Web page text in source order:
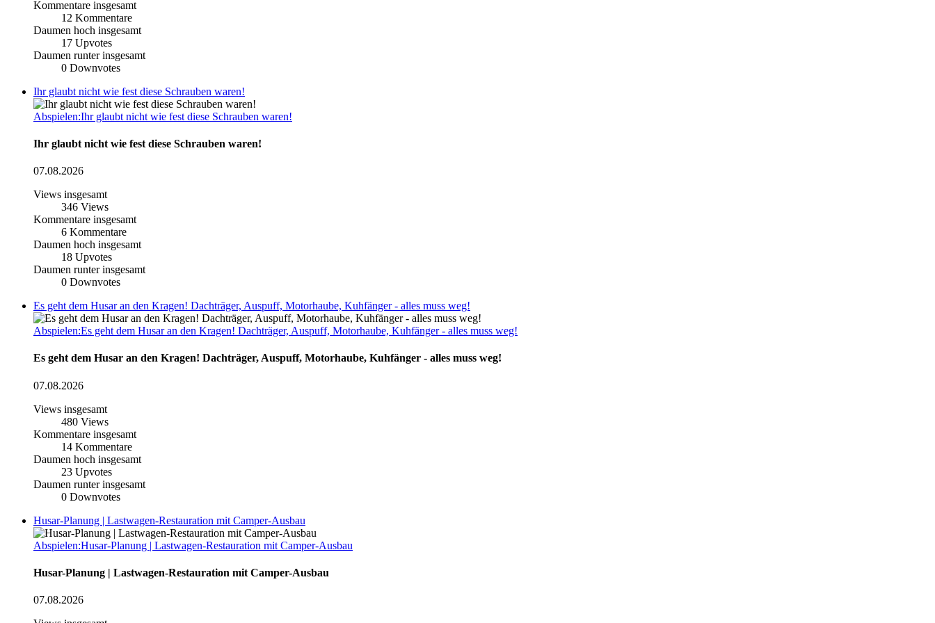
Kommentare insgesamt
12 Kommentare
Daumen hoch insgesamt
17 Upvotes
Daumen runter insgesamt
0 Downvotes
Ihr glaubt nicht wie fest diese Schrauben waren!
Abspielen:Ihr glaubt nicht wie fest diese Schrauben waren!
Ihr glaubt nicht wie fest diese Schrauben waren!
07.08.2026
Views insgesamt
346 Views
Kommentare insgesamt
6 Kommentare
Daumen hoch insgesamt
18 Upvotes
Daumen runter insgesamt
0 Downvotes
Es geht dem Husar an den Kragen! Dachträger, Auspuff, Motorhaube, Kuhfänger - alles muss weg!
Abspielen:Es geht dem Husar an den Kragen! Dachträger, Auspuff, Motorhaube, Kuhfänger - alles muss weg!
Es geht dem Husar an den Kragen! Dachträger, Auspuff, Motorhaube, Kuhfänger - alles muss weg!
07.08.2026
Views insgesamt
480 Views
Kommentare insgesamt
14 Kommentare
Daumen hoch insgesamt
23 Upvotes
Daumen runter insgesamt
0 Downvotes
Husar-Planung | Lastwagen-Restauration mit Camper-Ausbau
Abspielen:Husar-Planung | Lastwagen-Restauration mit Camper-Ausbau
Husar-Planung | Lastwagen-Restauration mit Camper-Ausbau
07.08.2026